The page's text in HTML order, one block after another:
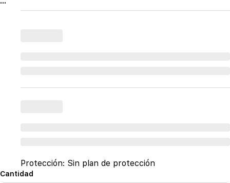
Protección: Sin plan de protección
Cantidad